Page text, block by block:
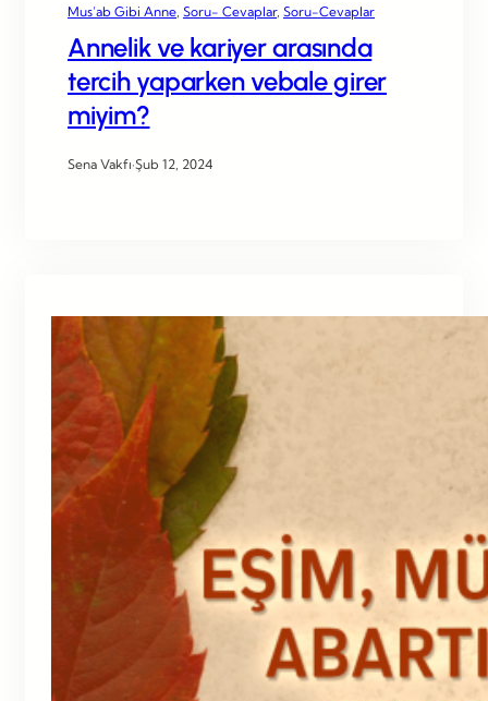
Mus’ab Gibi Anne Soru- Cevaplar, Soru-Cevaplar
Annelik ve kariyer arasında
tercih yaparken vebale girer
miyim?
Sena Vakfı·Şub 12, 2024